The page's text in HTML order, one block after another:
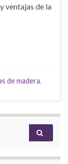
ventajas de la
de madera,